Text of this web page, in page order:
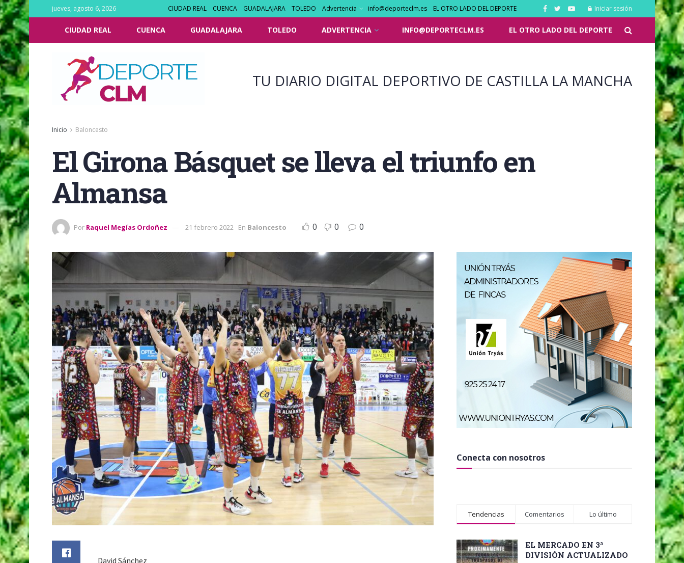
jueves, agosto 6, 2026 CIUDAD REAL CUENCA GUADALAJARA TOLEDO Advertencia info@deporteclm.es EL OTRO LADO DEL DEPORTE Iniciar sesión
CIUDAD REAL CUENCA GUADALAJARA TOLEDO ADVERTENCIA INFO@DEPORTECLM.ES EL OTRO LADO DEL DEPORTE
TU DIARIO DIGITAL DEPORTIVO DE CASTILLA LA MANCHA
Inicio Baloncesto
El Girona Básquet se lleva el triunfo en
Almansa
Por Raquel Megías Ordoñez 21 febrero 2022 En Baloncesto 0 0 0
David Sánchez
Conecta con nosotros
Tendencias Comentarios Lo último
EL MERCADO EN 3ª
DIVISIÓN ACTUALIZADO